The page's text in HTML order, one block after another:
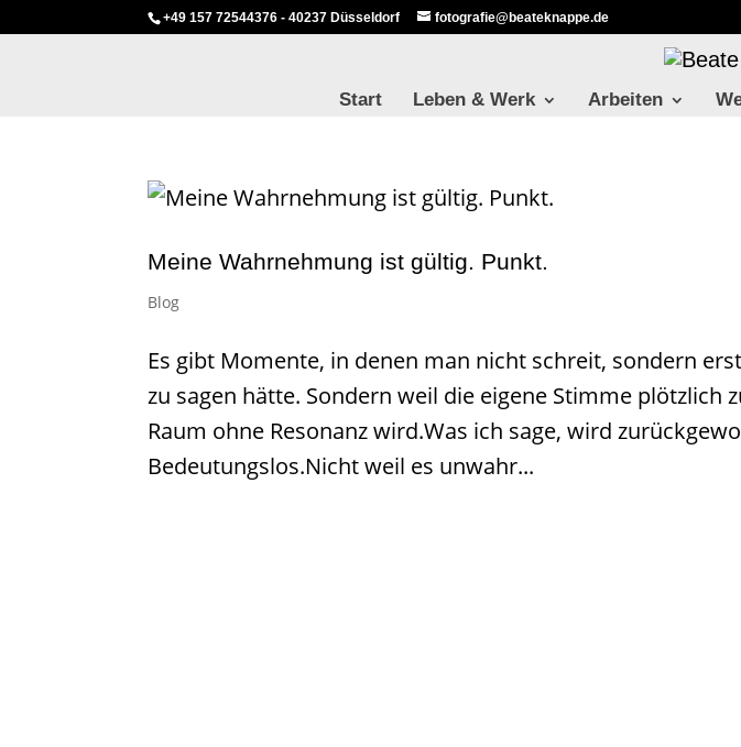
+49 157 72544376 - 40237 Düsseldorf fotografie@beateknappe.de
Start Leben & Werk Arbeiten
Meine Wahrnehmung ist gültig. Punkt.
Blog
Es gibt Momente, in denen man nicht schreit, sondern
zu sagen hätte. Sondern weil die eigene Stimme plötzlich
Raum ohne Resonanz wird.Was ich sage, wird
Bedeutungslos.Nicht weil es unwahr...